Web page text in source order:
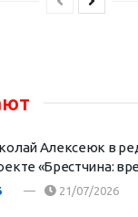
Алексеюк в
«Брестчина:
21/07/2026